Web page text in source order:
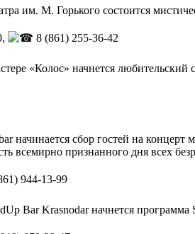
им. М. Горького состоится
8 (861) 255-36-42
«Колос» начнется
начинается сбор гостей на
всемирно признанного дня всех
944-13-99
Bar Krasnodar начнется программа